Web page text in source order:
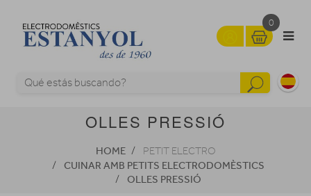
0
OLLES PRESSIÓ
HOME PETIT ELECTRO
CUINAR AMB PETITS ELECTRODOMÈSTICS
OLLES PRESSIÓ